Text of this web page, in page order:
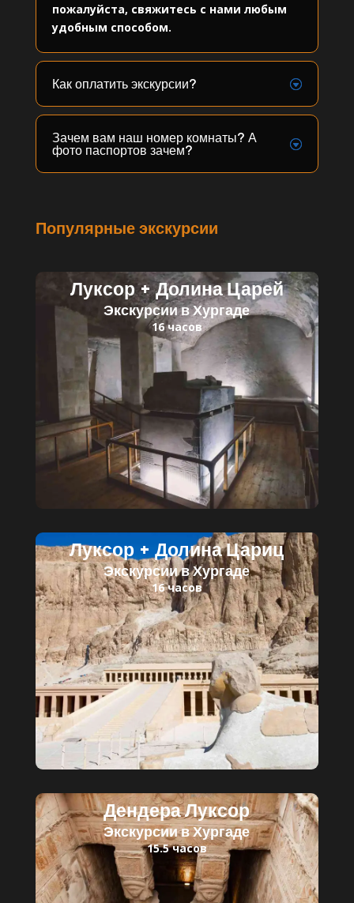
пожалуйста, свяжитесь с нами любым
удобным способом.
Как оплатить экскурсии?
Зачем вам наш номер комнаты? А
фото паспортов зачем?
Популярные экскурсии
Луксор + Долина Царей
Экскурсии в Хургаде
16 часов
Взрослый билет: 60 $
Детский билет: 35 $
Читать далее
Луксор + Долина Цариц
Экскурсии в Хургаде
16 часов
Взрослый билет: 45 $
Детский билет: 30 $
Читать далее
Дендера Луксор
Экскурсии в Хургаде
15.5 часов
Читать далее